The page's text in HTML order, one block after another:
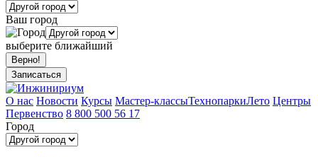
Ваш город
выберите ближайший
Записаться
О нас Новости Курсы Мастер-классыТехнопаркиЛето Центры
Первенство 8 800 500 56 17
Город